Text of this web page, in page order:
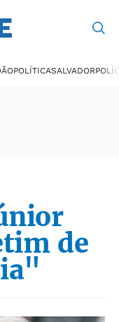
POLÍTICASALVADOR
de